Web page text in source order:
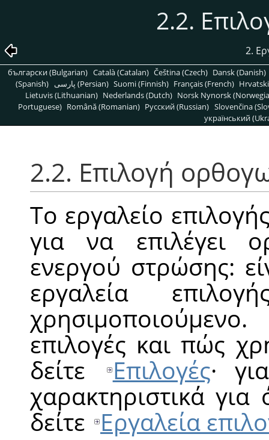
2.2.
2.
български (Bulgarian) Català (Catalan) Čeština (Czech) Dansk (Danish)
(Spanish)
پارسی (Persian) Suomi (Finnish) Français (French)
Lietuvis (Lithuanian) Nederlands (Dutch) Norsk Nynorsk
Portuguese) Română (Romanian) Pусский (Russian) Slovenčina
український
2.2. Επιλογή
Το εργαλείο
για να επιλέγει
ενεργού στρώσης:
εργαλεία
επιλογές και πώς
δείτε Επιλογές·
χαρακτηριστικά
δείτε Εργαλεία